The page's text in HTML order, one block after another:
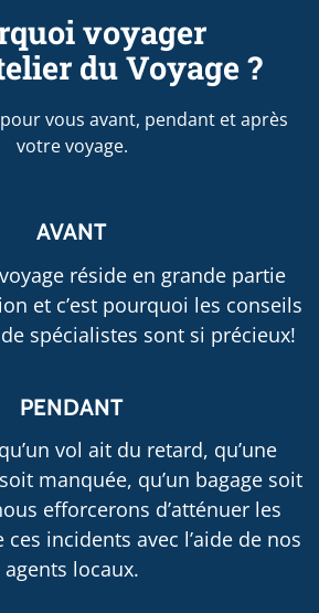
voyager
du Voyage ?
vous avant, pendant et après
votre voyage.
AVANT
réside en grande partie
et c’est pourquoi les conseils
spécialistes sont si précieux!
PENDANT
vol ait du retard, qu’une
manquée, qu’un bagage soit
efforcerons d’atténuer les
incidents avec l’aide de nos
agents locaux.